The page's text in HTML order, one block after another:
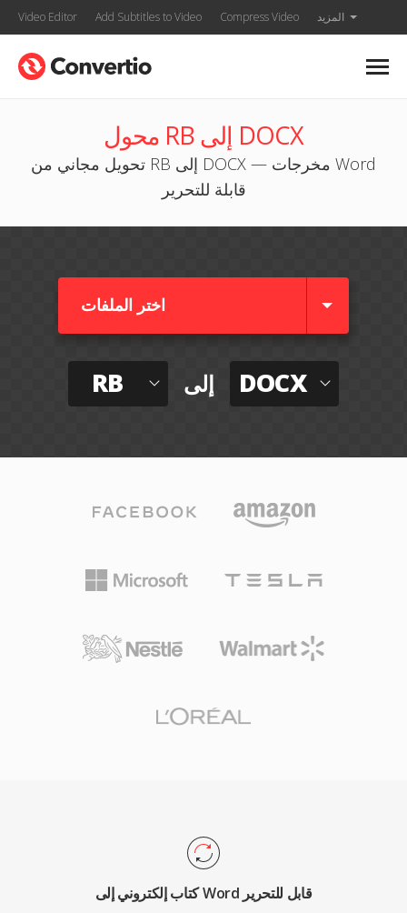
Video Editor Add Subtitles to Video Compress Video المزيد
محول RB إلى DOCX
تحويل مجاني من RB إلى DOCX — مخرجات Word
قابلة للتحرير
اختر الملفات
RB إلى DOCX
كتاب إلكتروني إلى Word قابل للتحرير